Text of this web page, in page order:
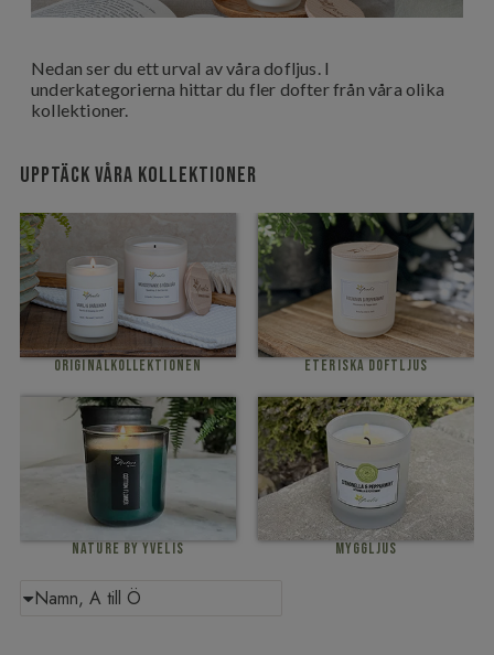
Nedan ser du ett urval av våra dofljus. I
underkategorierna hittar du fler dofter från våra olika
kollektioner.
Upptäck våra kollektioner
Originalkollektionen Eteriska Doftljus
Nature by Yvelis Myggljus